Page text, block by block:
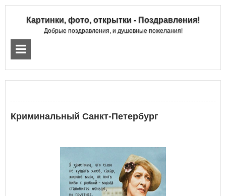
Картинки, фото, открытки - Поздравления!
Добрые поздравления, и душевные пожелания!
Криминальный Санкт-Петербург